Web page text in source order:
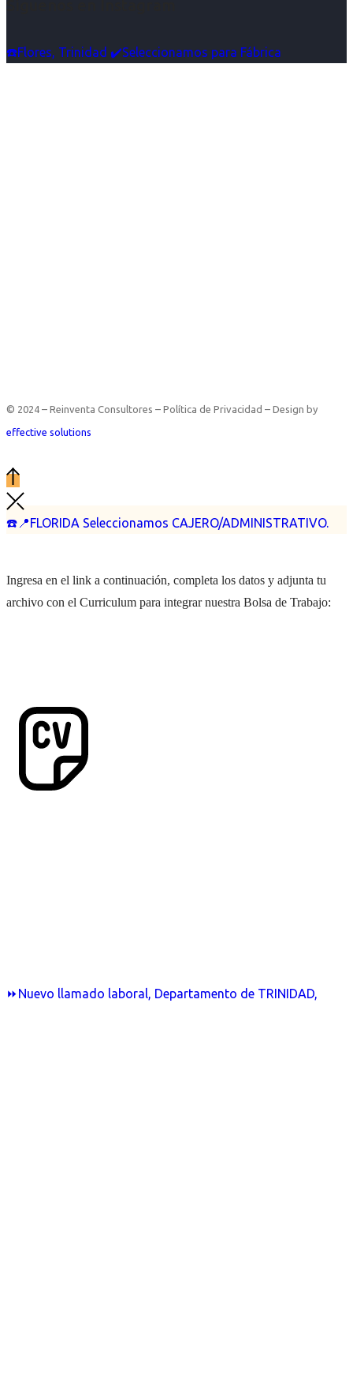
☎️Flores, Trinidad ✔️Seleccionamos para Fábrica
☎️📍FLORIDA Seleccionamos CAJERO/ADMINISTRATIVO.
⏩Nuevo llamado laboral, Departamento de TRINIDAD,
© 2024 – Reinventa Consultores – Política de Privacidad – Design by
effective solutions
Ingresa en el link a continuación, completa los datos y adjunta tu
archivo con el Curriculum para integrar nuestra Bolsa de Trabajo: